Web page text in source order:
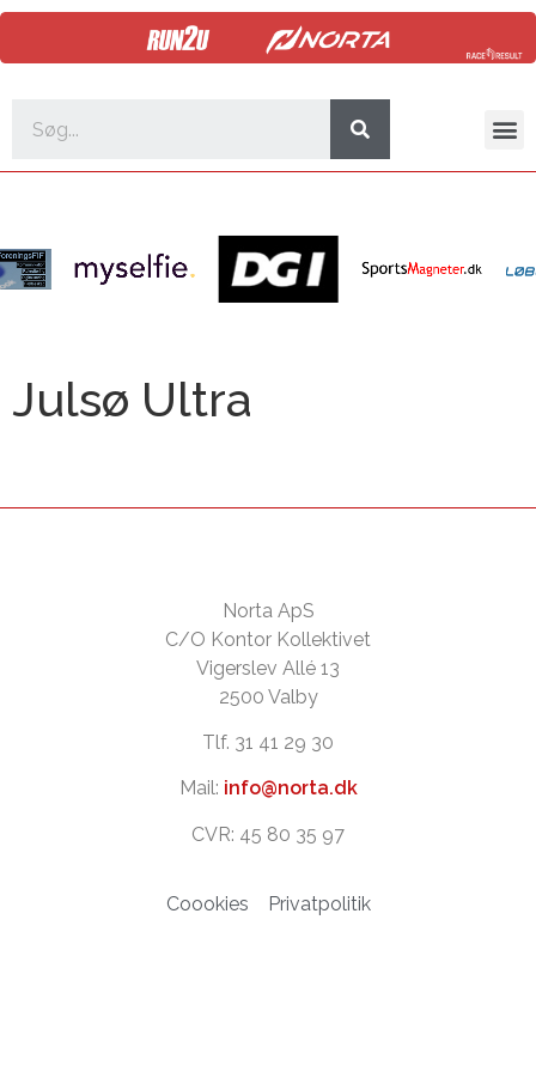
Julsø Ultra
Norta ApS
C/O Kontor Kollektivet
Vigerslev Allé 13
2500 Valby
Tlf. 31 41 29 30
Mail: info@norta.dk
CVR: 45 80 35 97
Coookies Privatpolitik